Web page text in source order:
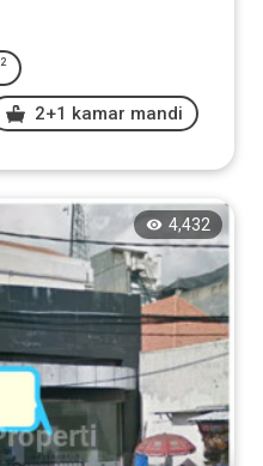
2
2+1 kamar mandi
4,432